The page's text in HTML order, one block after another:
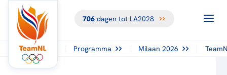
706dagen tot LA2028
Programma Milaan 2026